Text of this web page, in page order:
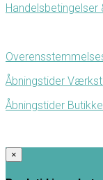
Handelsbetingelser
Åbningstider
Åbningstider
×